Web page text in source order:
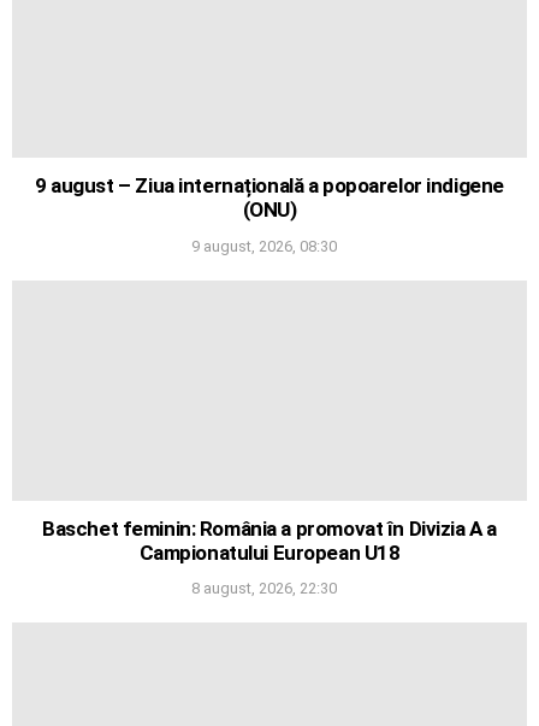
9 august – Ziua internațională a popoarelor indigene
(ONU)
9 august, 2026, 08:30
Baschet feminin: România a promovat în Divizia A a
Campionatului European U18
8 august, 2026, 22:30